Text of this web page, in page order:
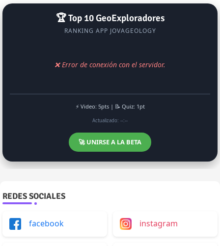
🏆 Top 10 GeoExploradores
RANKING APP JOVAGEOLOGY
❌ Error de conexión con el servidor.
⚡ Video: 5pts | 📝 Quiz: 1pt
Actualizado: --:--
🚀 UNIRSE A LA BETA
REDES SOCIALES
facebook instagram